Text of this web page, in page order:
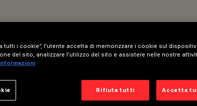
tutti i cookie”, l'utente accetta di memorizzare i cookie sul
del sito, analizzare l'utilizzo del sito e assistere nelle nostre
Rifiuta tutti Accetta